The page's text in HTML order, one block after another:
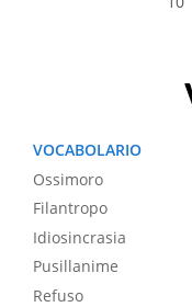
VOCABOLARIO
Ossimoro
Filantropo
Idiosincrasia
Pusillanime
Refuso